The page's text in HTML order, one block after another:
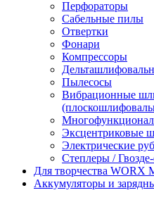
Перфораторы
Сабельные пилы
Отвертки
Фонари
Компрессоры
Пылесосы
Вибрационные
Эксцентриковые
Электрические
Степлеры /
Для творчества WORX
Аккумуляторы и